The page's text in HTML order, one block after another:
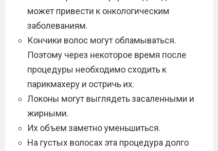
может привести к онкологическим
заболеваниям.
Кончики волос могут обламываться.
Поэтому через некоторое время после
процедуры необходимо сходить к
парикмахеру и остричь их.
Локоны могут выглядеть засаленными и
жирными.
Их объем заметно уменьшиться.
На густых волосах эта процедура долго